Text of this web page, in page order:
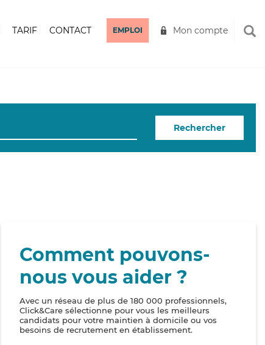
TARIF CONTACT EMPLOI Mon compte
Rechercher
Comment pouvons-
nous vous aider ?
Avec un réseau de plus de 180 000 professionnels,
Click&Care sélectionne pour vous les meilleurs
candidats pour votre maintien à domicile ou vos
besoins de recrutement en établissement.